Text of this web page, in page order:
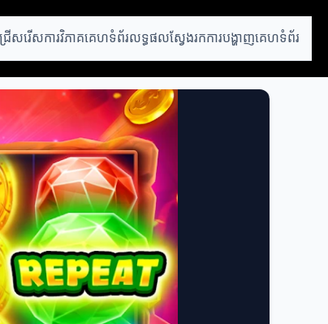
ើសរើសការវិភាគគេហទំព័រលទ្ធផលស្វែងរកការបង្ហាញគេហទំព័រ